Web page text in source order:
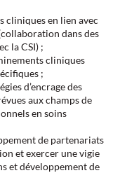
cliniques en lien avec
dans des
la CSI) ;
cliniques
;
d’encrage des
aux champs de
en soins
de partenariats
et exercer une vigie
et développement de